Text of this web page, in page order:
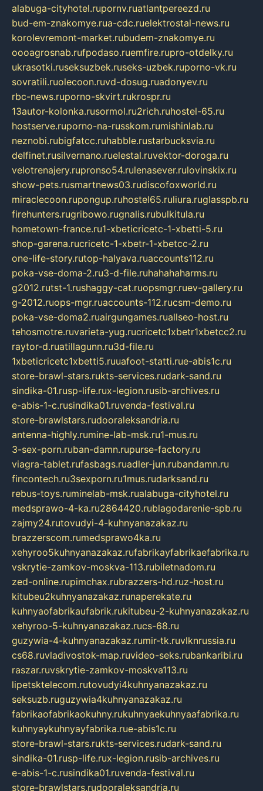
alabuga-cityhotel.rupornv.ruatlantpereezd.ru
bud-em-znakomye.rua-cdc.ruelektrostal-news.ru
korolevremont-market.rubudem-znakomye.ru
oooagrosnab.rufpodaso.ruemfire.rupro-otdelky.ru
ukrasotki.ruseksuzbek.ruseks-uzbek.ruporno-vk.ru
sovratili.ruolecoon.ruvd-dosug.ruadonyev.ru
rbc-news.ruporno-skvirt.rukrospr.ru
13autor-kolonka.rusormol.ru2rich.ruhostel-65.ru
hostserve.ruporno-na-russkom.rumishinlab.ru
neznobi.rubigfatcc.ruhabble.rustarbucksvia.ru
delfinet.rusilvernano.ruelestal.ruvektor-doroga.ru
velotrenajery.rupronso54.rulenasever.rulovinskix.ru
show-pets.rusmartnews03.rudiscofoxworld.ru
miraclecoon.rupongup.ruhostel65.ruliura.ruglasspb.ru
firehunters.rugribowo.rugnalis.rubulkitula.ru
hometown-france.ru1-xbeticricetc-1-xbetti-5.ru
shop-garena.rucricetc-1-xbetr-1-xbetcc-2.ru
one-life-story.rutop-halyava.ruaccounts112.ru
poka-vse-doma-2.ru3-d-file.ruhahahaharms.ru
g2012.rutst-1.rushaggy-cat.ruopsmgr.ruev-gallery.ru
g-2012.ruops-mgr.ruaccounts-112.rucsm-demo.ru
poka-vse-doma2.ruairgungames.ruallseo-host.ru
tehosmotre.ruvarieta-yug.rucricetc1xbetr1xbetcc2.ru
raytor-d.ruatillagunn.ru3d-file.ru
1xbeticricetc1xbetti5.ruuafoot-statti.rue-abis1c.ru
store-brawl-stars.rukts-services.rudark-sand.ru
sindika-01.rusp-life.rux-legion.rusib-archives.ru
e-abis-1-c.rusindika01.ruvenda-festival.ru
store-brawlstars.rudooraleksandria.ru
antenna-highly.rumine-lab-msk.ru1-mus.ru
3-sex-porn.ruban-damn.rupurse-factory.ru
viagra-tablet.rufasbags.ruadler-jun.rubandamn.ru
fincontech.ru3sexporn.ru1mus.rudarksand.ru
rebus-toys.ruminelab-msk.rualabuga-cityhotel.ru
medsprawo-4-ka.ru2864420.rublagodarenie-spb.ru
zajmy24.rutovudyi-4-kuhnyanazakaz.ru
brazzerscom.rumedsprawo4ka.ru
xehyroo5kuhnyanazakaz.rufabrikayfabrikaefabrika.ru
vskrytie-zamkov-moskva-113.rubiletnadom.ru
zed-online.rupimchax.rubrazzers-hd.ruz-host.ru
kitubeu2kuhnyanazakaz.runaperekate.ru
kuhnyaofabrikaufabrik.rukitubeu-2-kuhnyanazakaz.ru
xehyroo-5-kuhnyanazakaz.rucs-68.ru
guzywia-4-kuhnyanazakaz.rumir-tk.ruvlknrussia.ru
cs68.ruvladivostok-map.ruvideo-seks.rubankaribi.ru
raszar.ruvskrytie-zamkov-moskva113.ru
lipetsktelecom.rutovudyi4kuhnyanazakaz.ru
seksuzb.ruguzywia4kuhnyanazakaz.ru
fabrikaofabrikaokuhny.rukuhnyaekuhnyaafabrika.ru
kuhnyaykuhnyayfabrika.rue-abis1c.ru
store-brawl-stars.rukts-services.rudark-sand.ru
sindika-01.rusp-life.rux-legion.rusib-archives.ru
e-abis-1-c.rusindika01.ruvenda-festival.ru
store-brawlstars.rudooraleksandria.ru